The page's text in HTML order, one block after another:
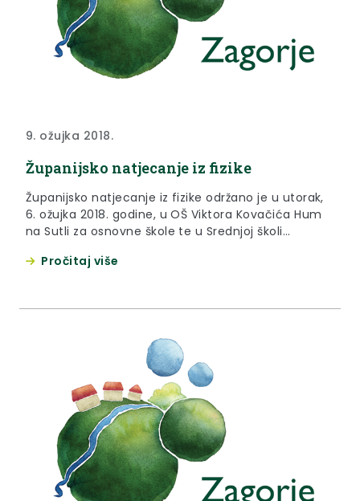
9. ožujka 2018.
Županijsko natjecanje iz fizike
Županijsko natjecanje iz fizike održano je u utorak,
6. ožujka 2018. godine, u OŠ Viktora Kovačića Hum
na Sutli za osnovne škole te u Srednjoj školi
Pročitaj više